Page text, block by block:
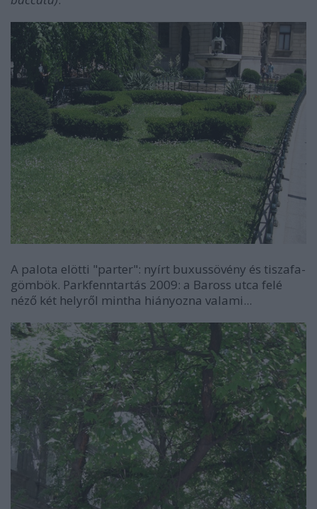
A palota elötti "parter": nyírt buxussövény és tiszafa-
gömbök. Parkfenntartás 2009: a Baross utca felé
néző két helyről mintha hiányozna valami...